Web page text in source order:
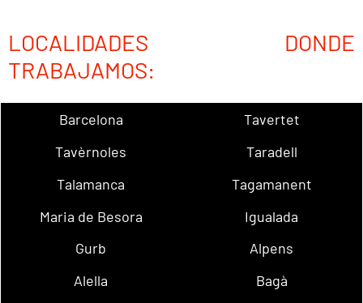
LOCALIDADES DONDE
TRABAJAMOS:
Barcelona
Tavertet
Tavèrnoles
Taradell
Talamanca
Tagamanent
Maria de Besora
Igualada
Gurb
Alpens
Alella
Bagà